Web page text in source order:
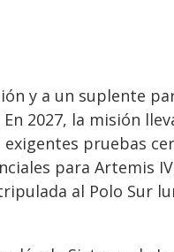
y a un suplente
2027, la misión
exigentes pruebas
para Artemis
al Polo Sur